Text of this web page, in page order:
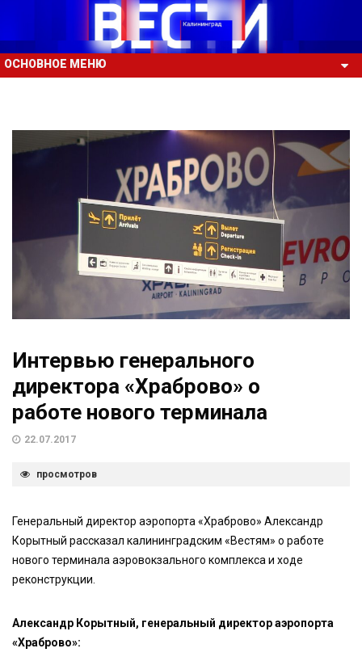
ОСНОВНОЕ МЕНЮ
Интервью генерального
директора «Храброво» о
работе нового терминала
22.07.2017
просмотров
Генеральный директор аэропорта «Храброво» Александр
Корытный рассказал калининградским «Вестям» о работе
нового терминала аэровокзального комплекса и ходе
реконструкции.
Александр Корытный, генеральный директор аэропорта
«Храброво»: